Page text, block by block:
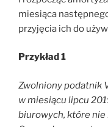
miesiąca
przyjęcia ich do
Przykład 1
Zwolniony podatnik
w miesiącu lipcu
biurowych, które